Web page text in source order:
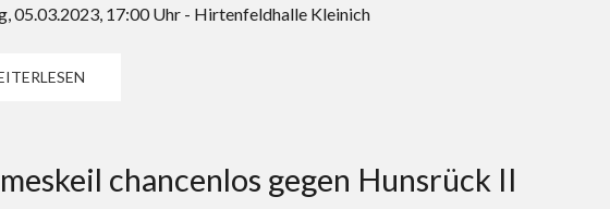
05.03.2023, 17:00 Uhr - Hirtenfeldhalle Kleinich
chancenlos gegen Hunsrück II